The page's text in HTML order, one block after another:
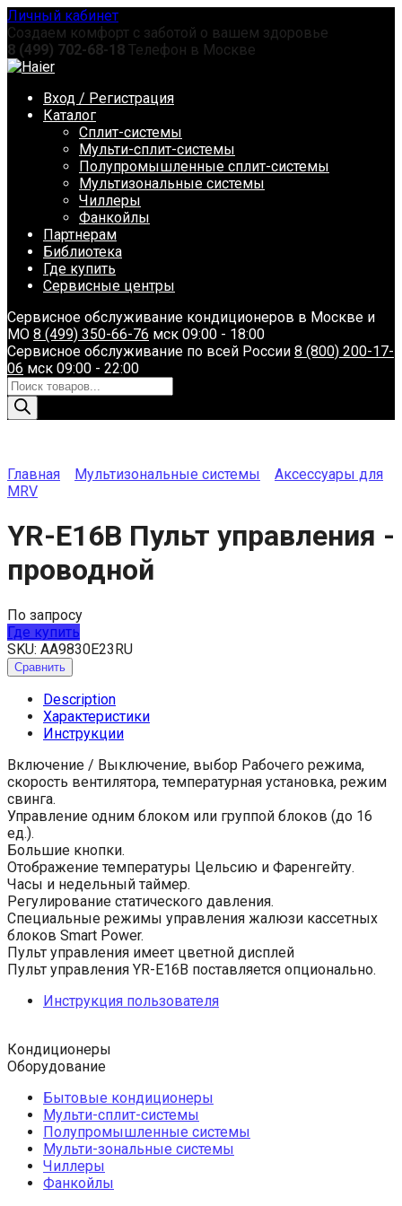
Перейти
к
содержанию
Личный кабинет
Создаем комфорт с заботой о вашем здоровье
8 (499) 702-68-18 Телефон в Москве
Вход / Регистрация
Каталог
Сплит-системы
Мульти-сплит-системы
Полупромышленные сплит-системы
Мультизональные системы
Чиллеры
Фанкойлы
Партнерам
Библиотека
Где купить
Сервисные центры
Сервисное обслуживание кондиционеров в Москве и
МО 8 (499) 350-66-76 мск 09:00 - 18:00
Сервисное обслуживание по всей России 8 (800) 200-17-
06 мск 09:00 - 22:00
Поиск
товаров
Главная Мультизональные системы
Аксессуары для
MRV
YR-E16B Пульт управления -
проводной
По запросу
Где купить
SKU: AA9830E23RU
Сравнить
Description
Характеристики
Инструкции
Включение / Выключение, выбор Рабочего режима,
скорость вентилятора, температурная установка, режим
свинга.
Управление одним блоком или группой блоков (до 16
ед.).
Большие кнопки.
Отображение температуры Цельсию и Фаренгейту.
Часы и недельный таймер.
Регулирование статического давления.
Специальные режимы управления жалюзи кассетных
блоков Smart Power.
Пульт управления имеет цветной дисплей
Пульт управления YR-E16B поставляется опционально.
Инструкция пользователя
Кондиционеры
Оборудование
Бытовые кондиционеры
Мульти-сплит-системы
Полупромышленные системы
Мульти-зональные системы
Чиллеры
Фанкойлы